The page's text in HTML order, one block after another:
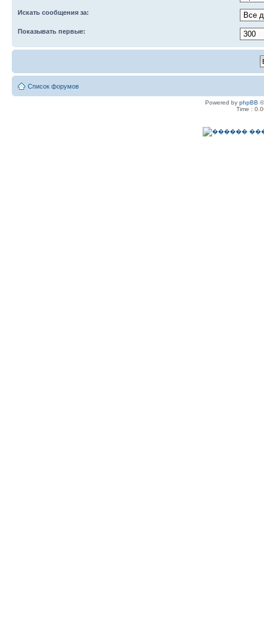
Искать сообщения за:
Показывать первые:
Список форумов
Powered by phpBB
Time :